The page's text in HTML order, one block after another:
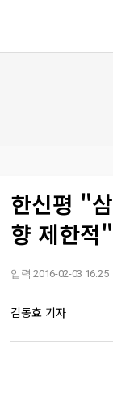
한신평 "
향 제한적"
입력 2016-02-03 16:25
김동효 기자